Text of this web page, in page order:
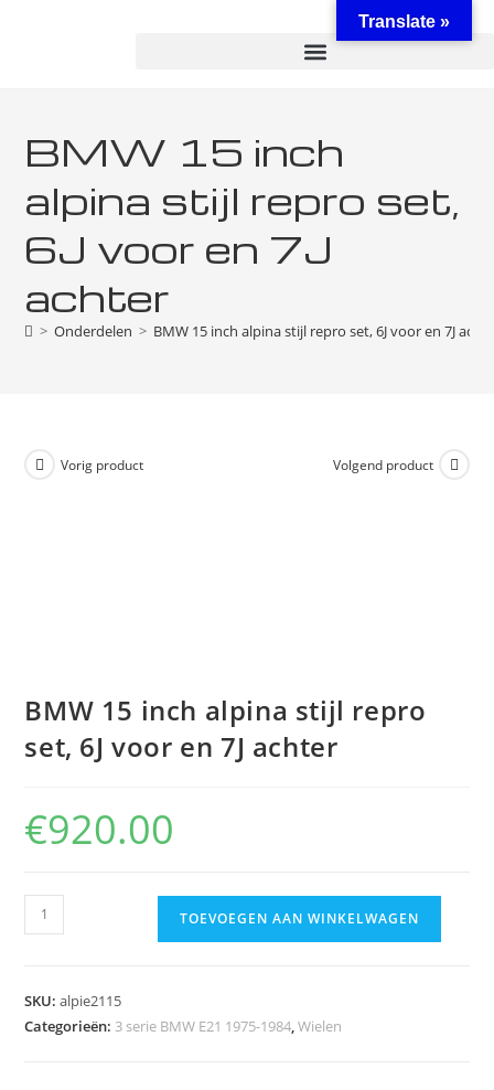
BMW 15 inch
alpina stijl repro set,
6J voor en 7J
achter
> Onderdelen > BMW 15 inch alpina stijl repro set, 6J voor en 7J
Vorig product Volgend product
BMW 15 inch alpina stijl repro
set, 6J voor en 7J achter
€920.00
TOEVOEGEN AAN WINKELWAGEN
SKU:alpie2115
Categorieën: 3 serie BMW E21 1975-1984,Wielen
Translate »